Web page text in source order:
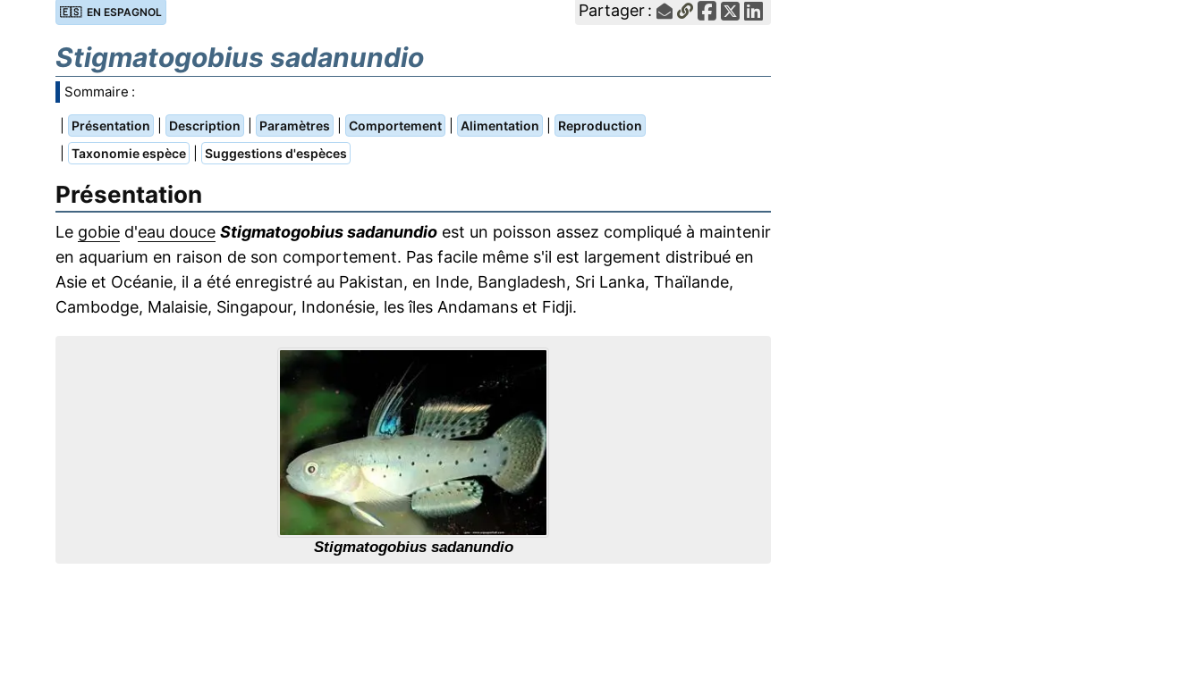
🇪🇸 EN ESPAGNOL Partager :
Stigmatogobius sadanundio
Sommaire :
Présentation Description Paramètres Comportement Alimentation Reproduction
Taxonomie espèce Suggestions d'espèces
Présentation
Le gobie d'eau douce Stigmatogobius sadanundio est un poisson assez compliqué à maintenir
en aquarium en raison de son comportement. Pas facile même s'il est largement distribué en
Asie et Océanie, il a été enregistré au Pakistan, en Inde, Bangladesh, Sri Lanka, Thaïlande,
Cambodge, Malaisie, Singapour, Indonésie, les îles Andamans et Fidji.
Stigmatogobius sadanundio